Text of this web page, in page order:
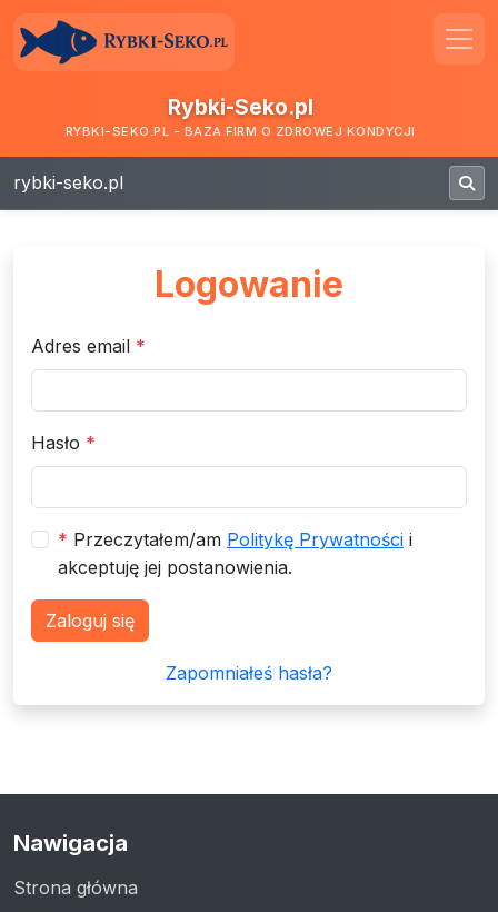
Rybki-Seko.pl
RYBKI-SEKO.PL - BAZA FIRM O ZDROWEJ KONDYCJI
rybki-seko.pl
Logowanie
Adres email *
Hasło *
* Przeczytałem/am Politykę Prywatności i
akceptuję jej postanowienia.
Zaloguj się
Zapomniałeś hasła?
Nawigacja
Strona główna